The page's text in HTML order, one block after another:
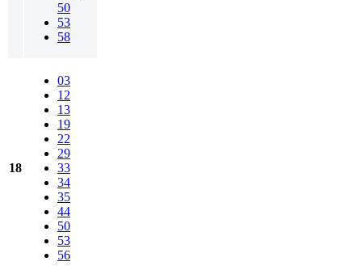
50
53
58
18
03
12
13
19
22
29
33
34
35
44
50
53
56